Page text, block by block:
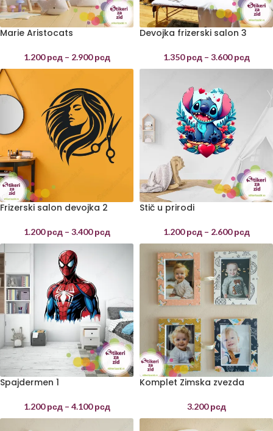
Marie Aristocats
1.200рсд – 2.900рсд
Devojka frizerski salon 3
1.350рсд – 3.600рсд
Frizerski salon devojka 2
1.200рсд – 3.400рсд
Stič u prirodi
1.200рсд – 2.600рсд
Spajdermen 1
1.200рсд – 4.100рсд
Komplet Zimska zvezda
3.200рсд